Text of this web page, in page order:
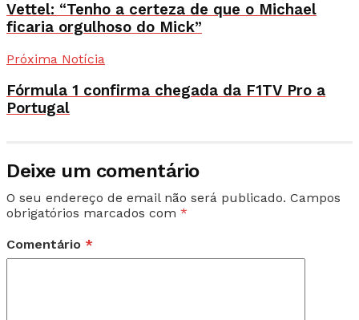
Vettel: “Tenho a certeza de que o Michael
ficaria orgulhoso do Mick”
Próxima Notícia
Fórmula 1 confirma chegada da F1TV Pro a
Portugal
Deixe um comentário
O seu endereço de email não será publicado. Campos
obrigatórios marcados com *
Comentário *